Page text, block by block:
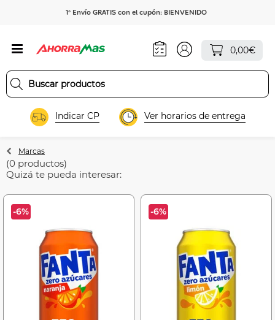
1º Envío GRATIS con el cupón: BIENVENIDO
0,00€
Indicar CP Ver horarios de entrega
Marcas
(0 productos)
Quizá te pueda interesar:
-6% -6%